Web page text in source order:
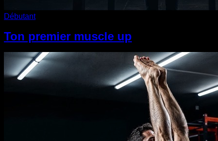
Débutant
Ton premier muscle up